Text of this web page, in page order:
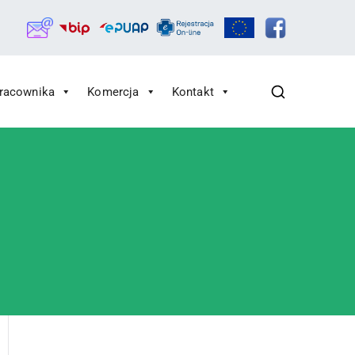
Komercja Kontakt